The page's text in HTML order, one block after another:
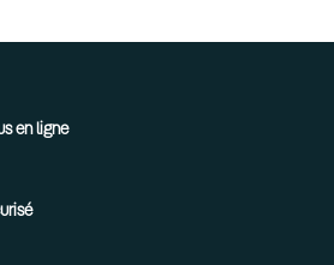
en ligne